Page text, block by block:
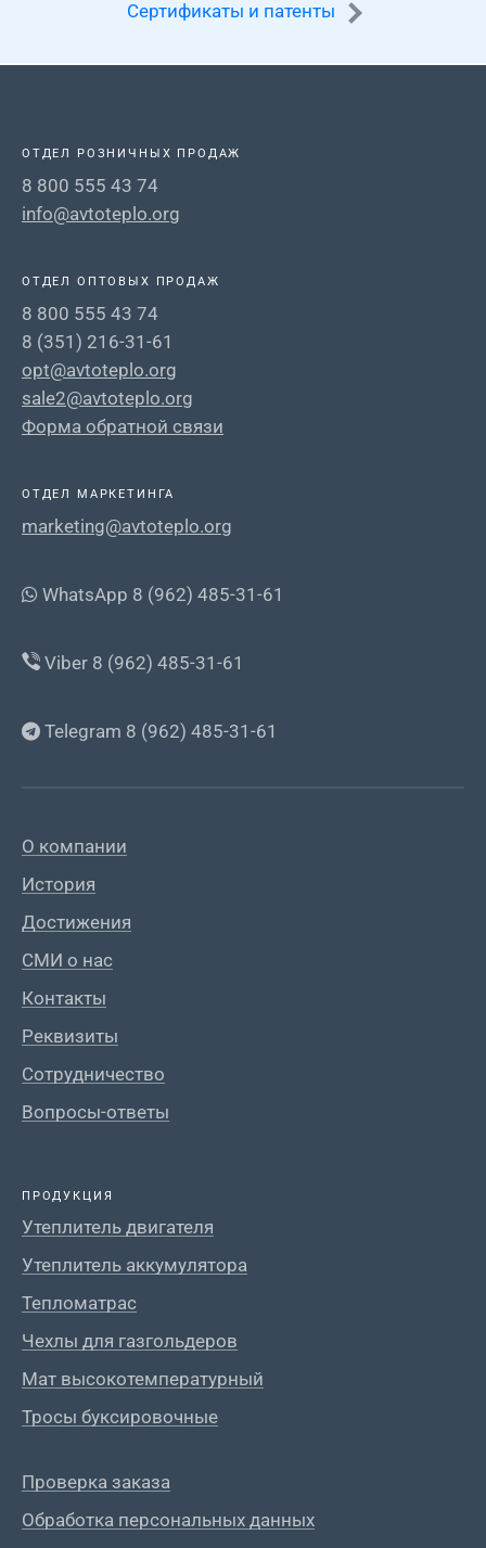
Сертификаты и патенты
ОТДЕЛ РОЗНИЧНЫХ ПРОДАЖ
8 800 555 43 74
info@avtoteplo.org
ОТДЕЛ ОПТОВЫХ ПРОДАЖ
8 800 555 43 74
8 (351) 216-31-61
opt@avtoteplo.org
sale2@avtoteplo.org
Форма обратной связи
ОТДЕЛ МАРКЕТИНГА
marketing@avtoteplo.org
WhatsApp 8 (962) 485-31-61
Viber 8 (962) 485-31-61
Telegram 8 (962) 485-31-61
О компании
История
Достижения
СМИ о нас
Контакты
Реквизиты
Сотрудничество
Вопросы-ответы
ПРОДУКЦИЯ
Утеплитель двигателя
Утеплитель аккумулятора
Тепломатрас
Чехлы для газгольдеров
Мат высокотемпературный
Тросы буксировочные
Проверка заказа
Обработка персональных данных